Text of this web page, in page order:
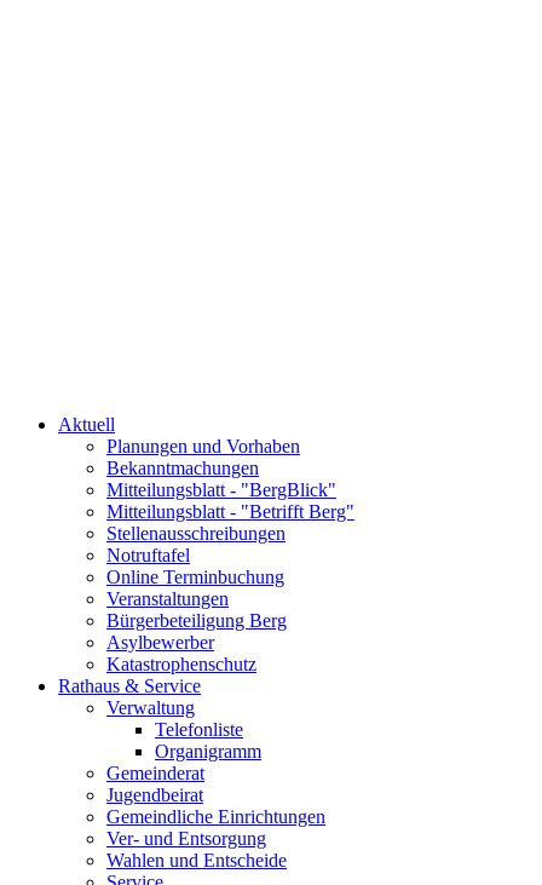
Aktuell
Planungen und Vorhaben
Bekanntmachungen
Mitteilungsblatt - "BergBlick"
Mitteilungsblatt - "Betrifft Berg"
Stellenausschreibungen
Notruftafel
Online Terminbuchung
Veranstaltungen
Bürgerbeteiligung Berg
Asylbewerber
Katastrophenschutz
Rathaus & Service
Verwaltung
Telefonliste
Organigramm
Gemeinderat
Jugendbeirat
Gemeindliche Einrichtungen
Ver- und Entsorgung
Wahlen und Entscheide